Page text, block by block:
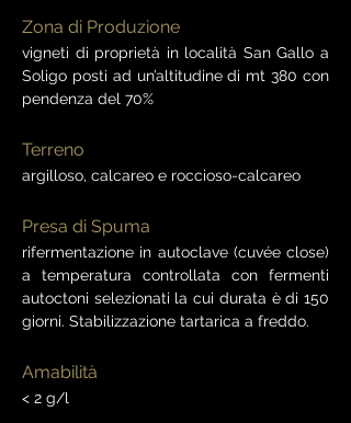
Zona di Produzione
vigneti di proprietà in località San Gallo a
Soligo posti ad un’altitudine di mt 380 con
pendenza del 70%
Terreno
argilloso, calcareo e roccioso-calcareo
Presa di Spuma
rifermentazione in autoclave (cuvée close)
a temperatura controllata con fermenti
autoctoni selezionati la cui durata è di 150
giorni. Stabilizzazione tartarica a freddo.
Amabilità
< 2 g/l